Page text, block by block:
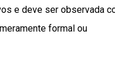
e deve ser observada
formal ou